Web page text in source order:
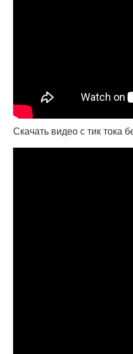
Скачать видео с тик тока